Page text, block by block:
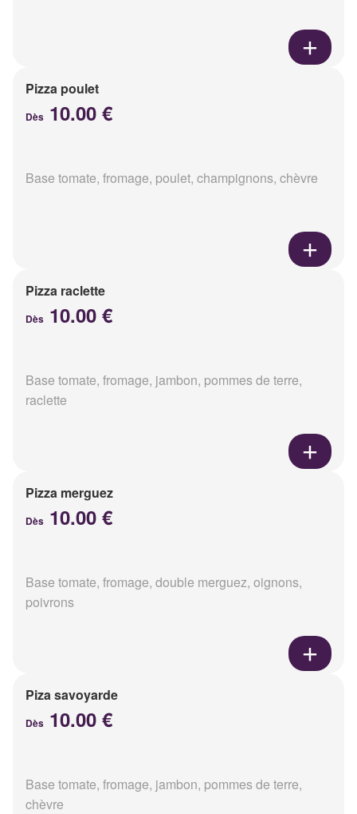
Pizza poulet
Dès 10.00 €
Base tomate, fromage, poulet, champignons, chèvre
Pizza raclette
Dès 10.00 €
Base tomate, fromage, jambon, pommes de terre,
raclette
Pizza merguez
Dès 10.00 €
Base tomate, fromage, double merguez, oignons,
poivrons
Piza savoyarde
Dès 10.00 €
Base tomate, fromage, jambon, pommes de terre,
chèvre